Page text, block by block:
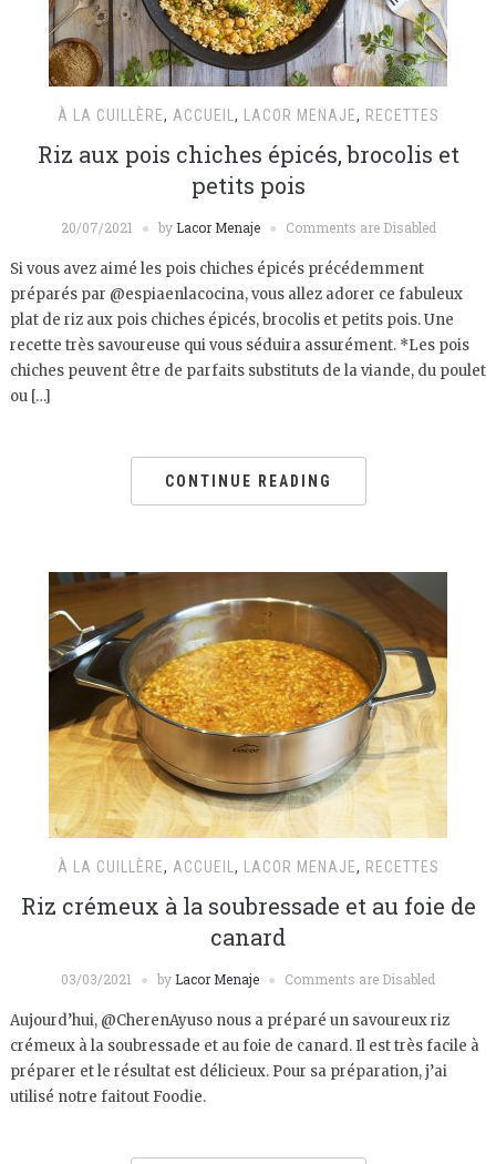
À LA CUILLÈRE, ACCUEIL , LACOR MENAJE, RECETTES
Riz aux pois chiches épicés, brocolis et
petits pois
20/07/2021 by Lacor Menaje Comments are Disabled
Si vous avez aimé les pois chiches épicés précédemment
préparés par @espiaenlacocina, vous allez adorer ce fabuleux
plat de riz aux pois chiches épicés, brocolis et petits pois. Une
recette très savoureuse qui vous séduira assurément. *Les pois
chiches peuvent être de parfaits substituts de la viande, du poulet
ou […]
CONTINUE READING
À LA CUILLÈRE, ACCUEIL , LACOR MENAJE, RECETTES
Riz crémeux à la soubressade et au foie de
canard
03/03/2021 by Lacor Menaje Comments are Disabled
Aujourd’hui, @CherenAyuso nous a préparé un savoureux riz
crémeux à la soubressade et au foie de canard. Il est très facile à
préparer et le résultat est délicieux. Pour sa préparation, j’ai
utilisé notre faitout Foodie.